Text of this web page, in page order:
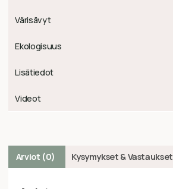
Värisävyt
Ekologisuus
Lisätiedot
Videot
Arviot (0) Kysymykset & Vastaukset